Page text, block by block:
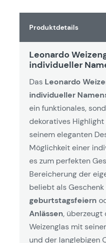
Produktdetails
Leonardo
individueller
Das Leonardo
individueller
ein funktionales,
dekoratives
seinem eleganten
Möglichkeit einer
es zum perfekten
Bereicherung der
beliebt als Geschenk
geburtstagsfeiern
Anlässen, überzeugt
Weizenglas mit
und der langlebigen